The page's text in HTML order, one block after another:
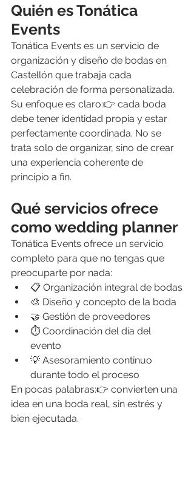
Quién es Tonática
Events
Tonática Events es un servicio de
organización y diseño de bodas en
Castellón que trabaja cada
celebración de forma personalizada.
Su enfoque es claro:👉 cada boda
debe tener identidad propia y estar
perfectamente coordinada. No se
trata solo de organizar, sino de crear
una experiencia coherente de
principio a fin.
Qué servicios ofrece
como wedding planner
Tonática Events ofrece un servicio
completo para que no tengas que
preocuparte por nada:
📋 Organización integral de bodas
🎨 Diseño y concepto de la boda
🤝 Gestión de proveedores
⏱️ Coordinación del día del
evento
💡 Asesoramiento continuo
durante todo el proceso
En pocas palabras:👉 convierten una
idea en una boda real, sin estrés y
bien ejecutada.